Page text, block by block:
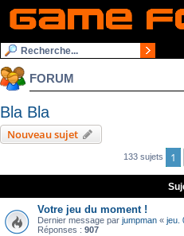
FORUM
Bla Bla
Nouveau sujet
133 sujets 1
Votre jeu du moment !
Dernier message par jumpman « jeu.
Réponses : 907